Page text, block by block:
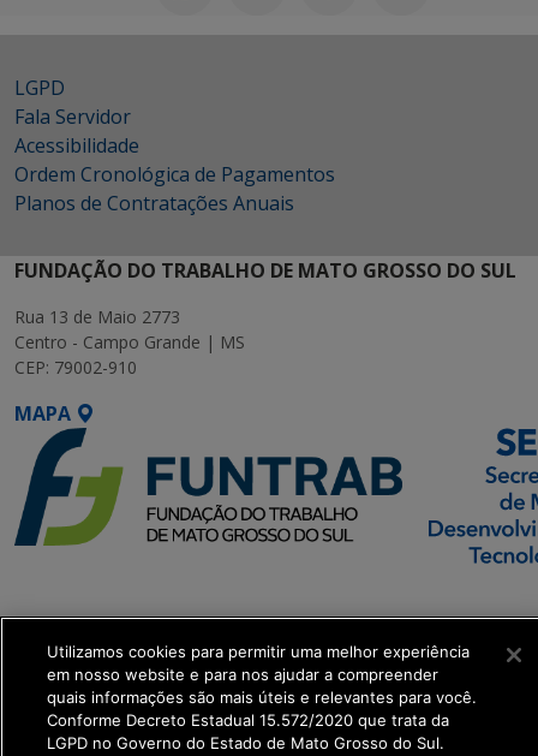
LGPD
Fala Servidor
Acessibilidade
Ordem Cronológica de Pagamentos
Planos de Contratações Anuais
FUNDAÇÃO DO TRABALHO DE MATO GROSSO DO SUL
Rua 13 de Maio 2773
Centro - Campo Grande | MS
CEP: 79002-910
MAPA
Executiva de
Transformação Digital
get_footer();
Utilizamos cookies para permitir uma melhor experiência
em nosso website e para nos ajudar a compreender
quais informações são mais úteis e relevantes para você.
Conforme Decreto Estadual 15.572/2020 que trata da
LGPD no Governo do Estado de Mato Grosso do Sul.